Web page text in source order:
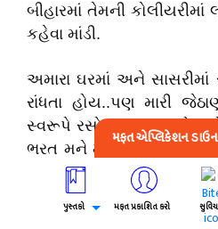
બીહારમાં તેમની
કહેવા માંડી.
અમારા ઘરમાં અને સાસરીમાં
રાંધતા હોય..પણ મારી
સ્વરૂપે રસોઇ કરવાનું મારે
ભરત મને મદદ કરવાના હતા
બાફવા મુક્યા અને દાળ
ભાત ઓસાવા મુક્યો…
મફત એપ્લિકેશન
પુસ્તકો મફત પ્રકાશિત કરો